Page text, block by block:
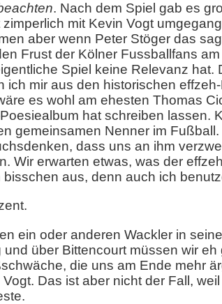
. Nach dem Spiel gab es
mit Kevin Vogt
aber wenn Peter Stöger das
Frust der Kölner Fussballfans
Spiel keine Relevanz hat.
ich mir aus den historischen
es wohl am ehesten Thomas
hat schreiben lassen.
gemeinsamen Nenner im
dass uns an ihm
Wir erwarten etwas, was der
aus, denn auch ich
ein oder anderen Wackler in
über Bittencourt müssen wir
die uns am Ende mehr
Das ist aber nicht der Fall,